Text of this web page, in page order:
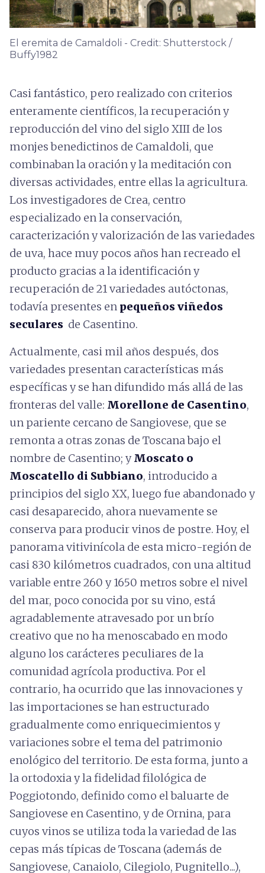
El eremita de Camaldoli - Credit: Shutterstock /
Buffy1982
Casi fantástico, pero realizado con criterios
enteramente científicos, la recuperación y
reproducción del vino del siglo XIII de los
monjes benedictinos de Camaldoli, que
combinaban la oración y la meditación con
diversas actividades, entre ellas la agricultura.
Los investigadores de Crea, centro
especializado en la conservación,
caracterización y valorización de las variedades
de uva, hace muy pocos años han recreado el
producto gracias a la identificación y
recuperación de 21 variedades autóctonas,
todavía presentes en pequeños viñedos
seculares de Casentino.
Actualmente, casi mil años después, dos
variedades presentan características más
específicas y se han difundido más allá de las
fronteras del valle: Morellone de Casentino,
un pariente cercano de Sangiovese, que se
remonta a otras zonas de Toscana bajo el
nombre de Casentino; yMoscato o
Moscatello di Subbiano, introducido a
principios del siglo XX, luego fue abandonado y
casi desaparecido, ahora nuevamente se
conserva para producir vinos de postre. Hoy, el
panorama vitivinícola de esta micro-región de
casi 830 kilómetros cuadrados, con una altitud
variable entre 260 y 1650 metros sobre el nivel
del mar, poco conocida por su vino, está
agradablemente atravesado por un brío
creativo que no ha menoscabado en modo
alguno los carácteres peculiares de la
comunidad agrícola productiva. Por el
contrario, ha ocurrido que las innovaciones y
las importaciones se han estructurado
gradualmente como enriquecimientos y
variaciones sobre el tema del patrimonio
enológico del territorio. De esta forma, junto a
la ortodoxia y la fidelidad filológica de
Poggiotondo, definido como el baluarte de
Sangiovese en Casentino, y de Ornina, para
cuyos vinos se utiliza toda la variedad de las
cepas más típicas de Toscana (además de
Sangiovese, Canaiolo, Cilegiolo, Pugnitello...),